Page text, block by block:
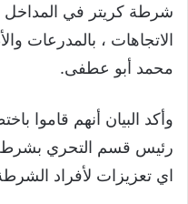
شرطة كريتر في
الاتجاهات ، بالمدرعات
محمد أبو عطفى.
وأكد البيان أنهم قاموا
رئيس قسم التحري
اي تعزيزات لأفراد